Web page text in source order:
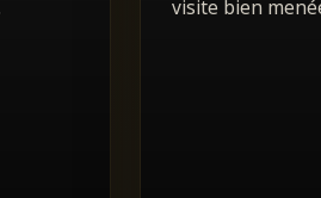
visite bien